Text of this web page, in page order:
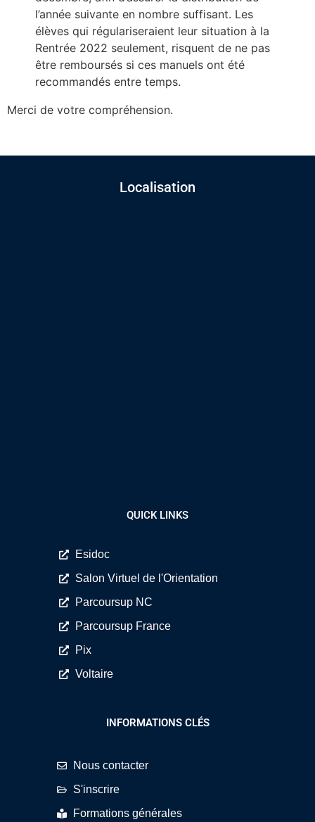
l’année suivante en nombre suffisant. Les
élèves qui régulariseraient leur situation à la
Rentrée 2022 seulement, risquent de ne pas
être remboursés si ces manuels ont été
recommandés entre temps.
Merci de votre compréhension.
Localisation
QUICK LINKS
Esidoc
Salon Virtuel de l'Orientation
Parcoursup NC
Parcoursup France
Pix
Voltaire
INFORMATIONS CLÉS
Nous contacter
S'inscrire
Formations générales